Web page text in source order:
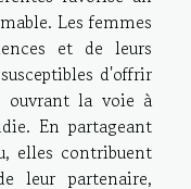
Les femmes
et de leurs
d'offrir
ouvrant la voie à
En partageant
elles contribuent
leur partenaire,